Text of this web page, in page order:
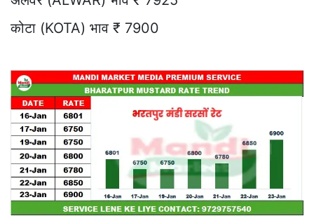
कोटा (KOTA) भाव ₹ 7900